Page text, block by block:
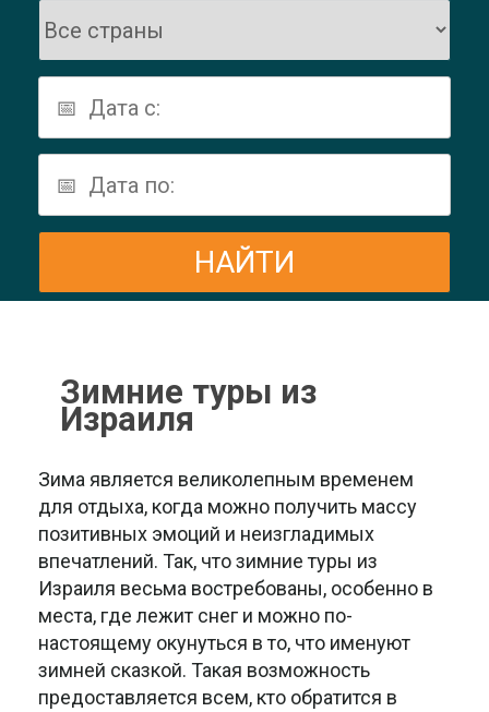
Зимние туры из
Израиля
Зима является великолепным временем
для отдыха, когда можно получить массу
позитивных эмоций и неизгладимых
впечатлений. Так, что зимние туры из
Израиля весьма востребованы, особенно в
места, где лежит снег и можно по-
настоящему окунуться в то, что именуют
зимней сказкой. Такая возможность
предоставляется всем, кто обратится в